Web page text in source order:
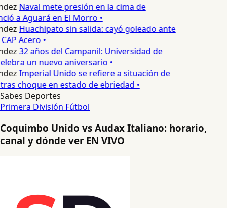
Naval mete presión en la cima de
a Aguará en El Morro •
Huachipato sin salida: cayó goleado ante
Acero •
32 años del Campanil: Universidad de
un nuevo aniversario •
Imperial Unido se refiere a situación de
choque en estado de ebriedad •
Sabes Deportes
Primera División Fútbol
Coquimbo Unido vs Audax Italiano: horario,
canal y dónde ver EN VIVO